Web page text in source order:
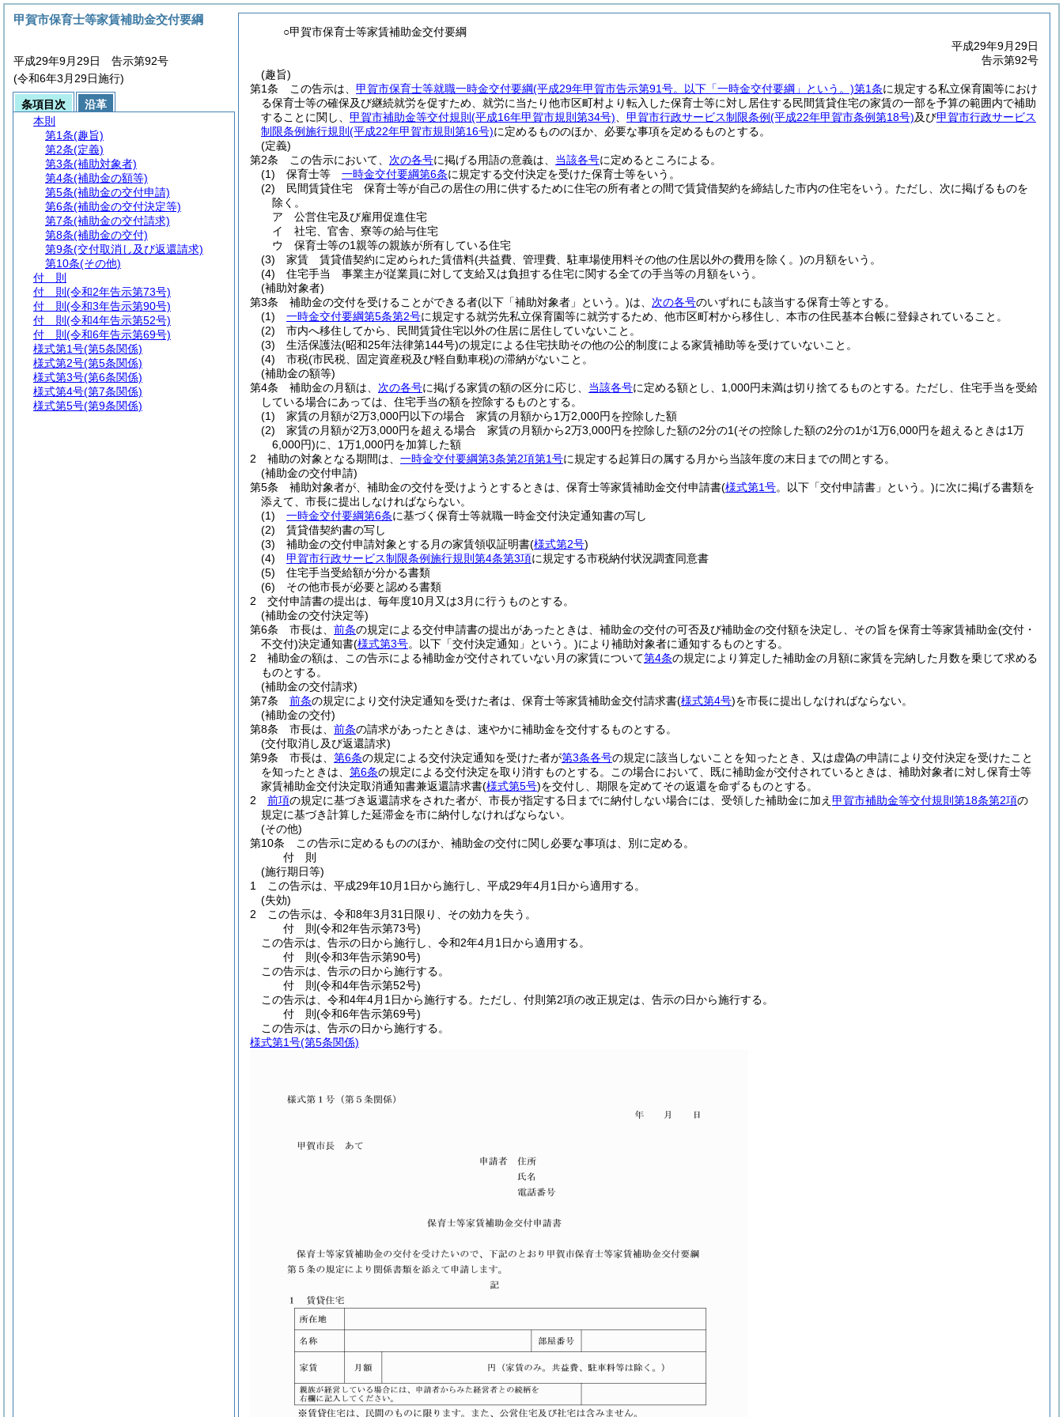
○甲賀市保育士等家賃補助金交付要綱
平成29年9月29日
告示第92号
(趣旨)
第1条
この告示は、 甲賀市保育士等就職一時金交付要綱(平成29年甲賀市告示第91号。以下「一時金交付要綱」という。)第1条に規定する私立保育園等におけ
る保育士等の確保及び継続就労を促すため、就労に当たり他市区町村より転入した保育士等に対し居住する民間賃貸住宅の家賃の一部を予算の範囲内で補助
することに関し、 甲賀市補助金等交付規則 (平成16年甲賀市規則第34号) 甲賀市行政サービス制限条例(平成22年甲賀市条例第18号)及び甲賀市行政サービス
制限条例施行規則 (平成22年甲賀市規則第16号)に定めるもののほか、必要な事項を定めるものとする。
(定義)
第2条
この告示において、 次の各号に掲げる用語の意義は、 当該各号に定めるところによる。
(1)
保育士等 一時金交付要綱第6条に規定する交付決定を受けた保育士等をいう。
(2)
民間賃貸住宅 保育士等が自己の居住の用に供するために住宅の所有者との間で賃貸借契約を締結した市内の住宅をいう。 ただし、次に掲げるものを
除く。
ア
公営住宅及び雇用促進住宅
イ
社宅、官舎、寮等の給与住宅
ウ
保育士等の1親等の親族が所有している住宅
(3)
家賃 賃貸借契約に定められた賃借料(共益費、管理費、駐車場使用料その他の住居以外の費用を除く。)の月額をいう。
(4)
住宅手当 事業主が従業員に対して支給又は負担する住宅に関する全ての手当等の月額をいう。
(補助対象者)
第3条
補助金の交付を受けることができる者(以下「補助対象者」という。)は、 次の各号のいずれにも該当する保育士等とする。
(1)
一時金交付要綱第5条第2号に規定する就労先私立保育園等に就労するため、他市区町村から移住し、本市の住民基本台帳に登録されていること。
(2)
市内へ移住してから、民間賃貸住宅以外の住居に居住していないこと。
(3)
生活保護法(昭和25年法律第144号)の規定による住宅扶助その他の公的制度による家賃補助等を受けていないこと。
(4)
市税(市民税、固定資産税及び軽自動車税)の滞納がないこと。
(補助金の額等)
第4条
補助金の月額は、 次の各号に掲げる家賃の額の区分に応じ、 当該各号に定める額とし、1,000円未満は切り捨てるものとする。 ただし、住宅手当を受給
している場合にあっては、住宅手当の額を控除するものとする。
(1)
家賃の月額が2万3,000円以下の場合 家賃の月額から1万2,000円を控除した額
(2)
家賃の月額が2万3,000円を超える場合 家賃の月額から2万3,000円を控除した額の2分の1(その控除した額の2分の1が1万6,000円を超えるときは1万
6,000円)に、1万1,000円を加算した額
2
補助の対象となる期間は、 一時金交付要綱第3条第2項第1号に規定する起算日の属する月から当該年度の末日までの間とする。
(補助金の交付申請)
第5条
補助対象者が、補助金の交付を受けようとするときは、保育士等家賃補助金交付申請書(様式第1号。以下「交付申請書」という。)に次に掲げる書類を
添えて、市長に提出しなければならない。
(1)
一時金交付要綱第6条に基づく保育士等就職一時金交付決定通知書の写し
(2)
賃貸借契約書の写し
(3)
補助金の交付申請対象とする月の家賃領収証明書(様式第2号)
(4)
甲賀市行政サービス制限条例施行規則第4条第3項に規定する市税納付状況調査同意書
(5)
住宅手当受給額が分かる書類
(6)
その他市長が必要と認める書類
2
交付申請書の提出は、毎年度10月又は3月に行うものとする。
(補助金の交付決定等)
第6条
市長は、 前条の規定による交付申請書の提出があったときは、補助金の交付の可否及び補助金の交付額を決定し、その旨を保育士等家賃補助金(交付・
不交付)決定通知書(様式第3号。以下「交付決定通知」という。)により補助対象者に通知するものとする。
2
補助金の額は、この告示による補助金が交付されていない月の家賃について第4条の規定により算定した補助金の月額に家賃を完納した月数を乗じて求める
ものとする。
(補助金の交付請求)
第7条
前条の規定により交付決定通知を受けた者は、保育士等家賃補助金交付請求書(様式第4号)を市長に提出しなければならない。
(補助金の交付)
第8条
市長は、 前条の請求があったときは、速やかに補助金を交付するものとする。
(交付取消し及び返還請求)
第9条
市長は、 第6条の規定による交付決定通知を受けた者が第3条各号の規定に該当しないことを知ったとき、又は虚偽の申請により交付決定を受けたこと
を知ったときは、 第6条の規定による交付決定を取り消すものとする。
この場合において、既に補助金が交付されているときは、補助対象者に対し保育士等
家賃補助金交付決定取消通知書兼返還請求書(様式第5号)を交付し、期限を定めてその返還を命ずるものとする。
2
前項の規定に基づき返還請求をされた者が、市長が指定する日までに納付しない場合には、受領した補助金に加え 甲賀市補助金等交付規則第18条第2項の
規定に基づき計算した延滞金を市に納付しなければならない。
(その他)
第10条
この告示に定めるもののほか、補助金の交付に関し必要な事項は、別に定める。
付 則
(施行期日等)
1
この告示は、平成29年10月1日から施行し、平成29年4月1日から適用する。
(失効)
2
この告示は、令和8年3月31日限り、その効力を失う。
付 則(令和2年告示第73号)
この告示は、告示の日から施行し、令和2年4月1日から適用する。
付 則(令和3年告示第90号)
この告示は、告示の日から施行する。
付 則(令和4年告示第52号)
この告示は、令和4年4月1日から施行する。 ただし、付則第2項の改正規定は、告示の日から施行する。
付 則(令和6年告示第69号)
この告示は、告示の日から施行する。
様式第1号(第5条関係)
甲賀市保育士等家賃補助金交付要綱
平成29年9月29日 告示第92号
(令和6年3月29日施行)
条項目次
沿革
本則
第1条(趣旨)
第2条(定義)
第3条(補助対象者)
第4条(補助金の額等)
第5条(補助金の交付申請)
第6条(補助金の交付決定等)
第7条(補助金の交付請求)
第8条(補助金の交付)
第9条(交付取消し及び返還請求)
第10条(その他)
付 則
付 則 (令和2年告示第73号)
付 則 (令和3年告示第90号)
付 則 (令和4年告示第52号)
付 則 (令和6年告示第69号)
様式第1号(第5条関係)
様式第2号(第5条関係)
様式第3号(第6条関係)
様式第4号(第7条関係)
様式第5号(第9条関係)